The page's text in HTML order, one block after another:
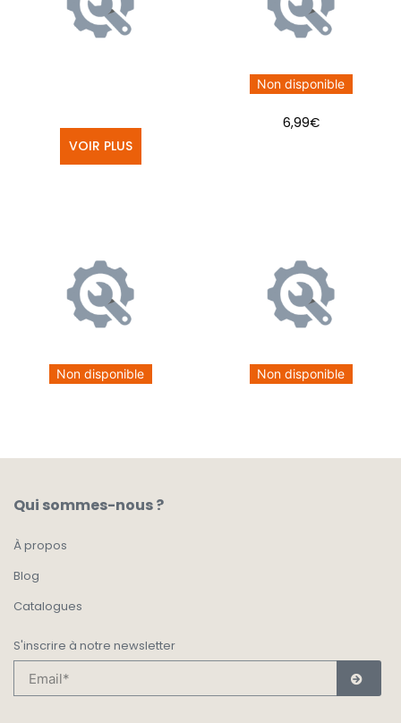
VOIR PLUS
Non disponible
6,99€
Non disponible Non disponible
Qui sommes-nous ?
À propos
Blog
Catalogues
S'inscrire à notre newsletter